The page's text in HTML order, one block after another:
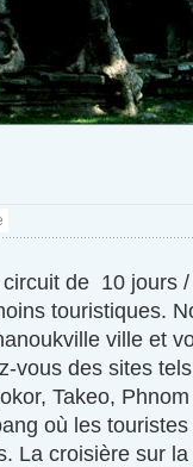
de 10 jours
touristiques.
ville et
vous des sites
Takeo,
où les
La croisière sur